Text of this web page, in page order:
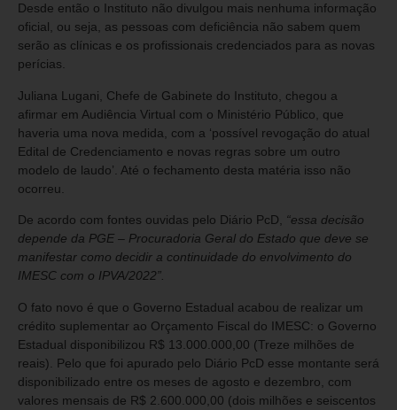
Desde então o Instituto não divulgou mais nenhuma informação
oficial, ou seja, as pessoas com deficiência não sabem quem
serão as clínicas e os profissionais credenciados para as novas
perícias.
Juliana Lugani, Chefe de Gabinete do Instituto, chegou a
afirmar em Audiência Virtual com o Ministério Público, que
haveria uma nova medida, com a ‘possível revogação do atual
Edital de Credenciamento e novas regras sobre um outro
modelo de laudo’. Até o fechamento desta matéria isso não
ocorreu.
De acordo com fontes ouvidas pelo Diário PcD, “essa decisão
depende da PGE – Procuradoria Geral do Estado que deve se
manifestar como decidir a continuidade do envolvimento do
IMESC com o IPVA/2022”.
O fato novo é que o Governo Estadual acabou de realizar um
crédito suplementar ao Orçamento Fiscal do IMESC: o Governo
Estadual disponibilizou R$ 13.000.000,00 (Treze milhões de
reais). Pelo que foi apurado pelo Diário PcD esse montante será
disponibilizado entre os meses de agosto e dezembro, com
valores mensais de R$ 2.600.000,00 (dois milhões e seiscentos